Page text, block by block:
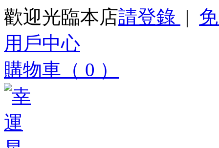
歡迎光臨本店請登錄 |
用戶中心
購物車（ 0 ）